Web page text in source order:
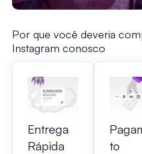
Por que você deveria
Instagram conosco
Entrega
Rápida
to